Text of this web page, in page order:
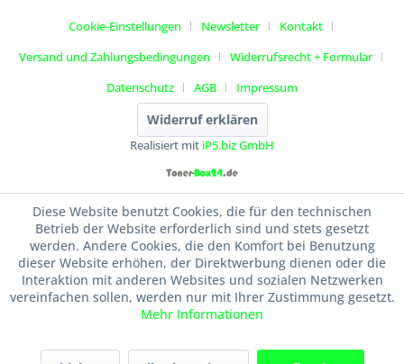
Cookie-Einstellungen Newsletter
Kontakt
Versand und Zahlungsbedingungen
Widerrufsrecht + Formular
Datenschutz
AGB Impressum
Widerruf erklären
Realisiert mit iP5.biz GmbH
Diese Website benutzt Cookies, die für den technischen
Betrieb der Website erforderlich sind und stets gesetzt
werden. Andere Cookies, die den Komfort bei Benutzung
dieser Website erhöhen, der Direktwerbung dienen oder die
Interaktion mit anderen Websites und sozialen Netzwerken
vereinfachen sollen, werden nur mit Ihrer Zustimmung gesetzt.
Mehr Informationen